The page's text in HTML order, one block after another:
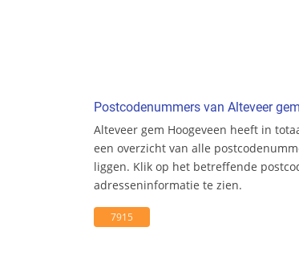
Postcodenummers van Alteveer
Alteveer gem Hoogeveen heeft in
een overzicht van alle
liggen. Klik op het betreffende
adresseninformatie te zien.
7915